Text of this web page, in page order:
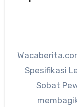
Spesifikasi
Sobat